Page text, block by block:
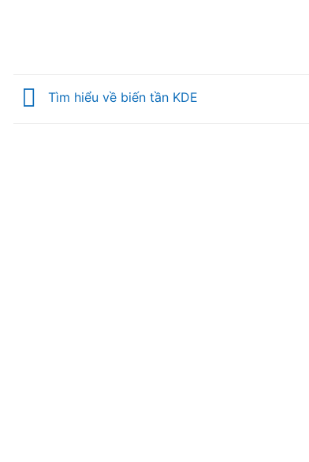
Tìm hiểu về biến tần KDE